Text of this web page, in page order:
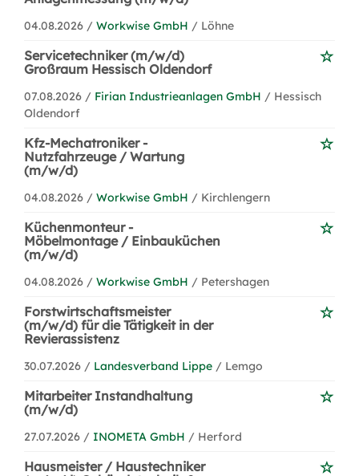
04.08.2026 / Workwise GmbH / Löhne
Servicetechniker (m/w/d)
Großraum Hessisch Oldendorf
07.08.2026 / Firian Industrieanlagen GmbH / Hessisch
Oldendorf
Kfz-Mechatroniker -
Nutzfahrzeuge / Wartung
(m/w/d)
04.08.2026 / Workwise GmbH / Kirchlengern
Küchenmonteur -
Möbelmontage / Einbauküchen
(m/w/d)
04.08.2026 / Workwise GmbH / Petershagen
Forstwirtschaftsmeister
(m/w/d) für die Tätigkeit in der
Revierassistenz
30.07.2026 / Landesverband Lippe / Lemgo
Mitarbeiter Instandhaltung
(m/w/d)
27.07.2026 / INOMETA GmbH / Herford
Hausmeister / Haustechniker